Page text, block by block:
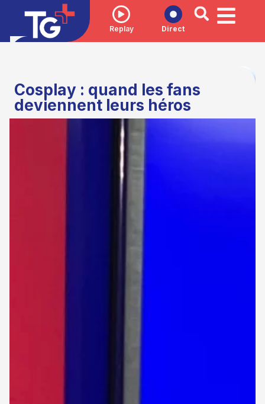
Replay Direct
Cosplay : quand les fans
deviennent leurs héros